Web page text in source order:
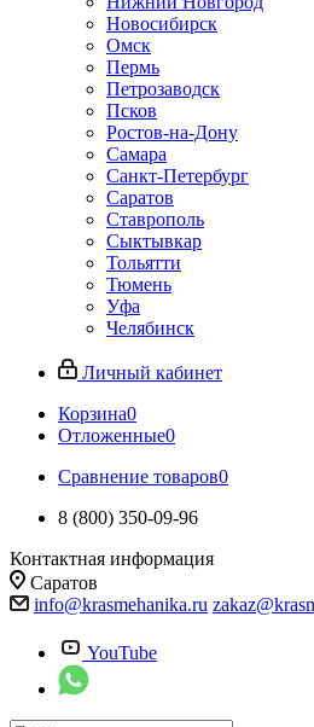
Новосибирск
Омск
Пермь
Петрозаводск
Псков
Ростов-на-Дону
Самара
Санкт-Петербург
Саратов
Ставрополь
Сыктывкар
Тольятти
Тюмень
Уфа
Челябинск
Личный кабинет
Корзина0
Отложенные0
Сравнение товаров0
8 (800) 350-09-96
Контактная информация
Саратов
info@krasmehanika.ru
YouTube